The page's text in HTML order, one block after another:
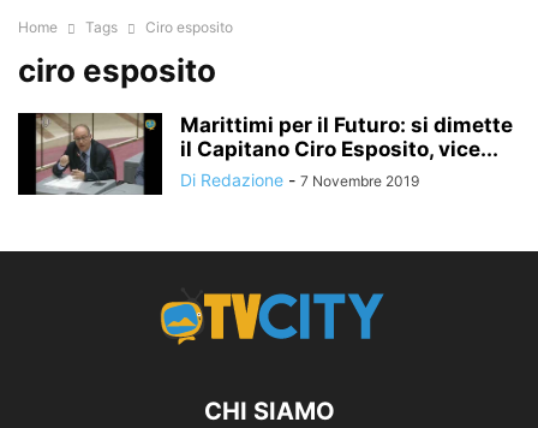
Home Tags Ciro esposito
ciro esposito
Marittimi per il Futuro: si dimette
il Capitano Ciro Esposito, vice...
Di Redazione - 7 Novembre 2019
CHI SIAMO